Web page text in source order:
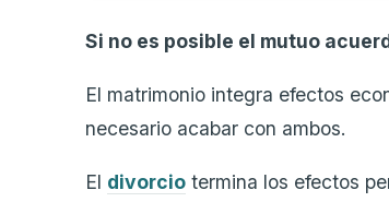
Si no es posible el mutuo
El matrimonio integra efectos
necesario acabar con ambos.
El divorcio termina los efectos